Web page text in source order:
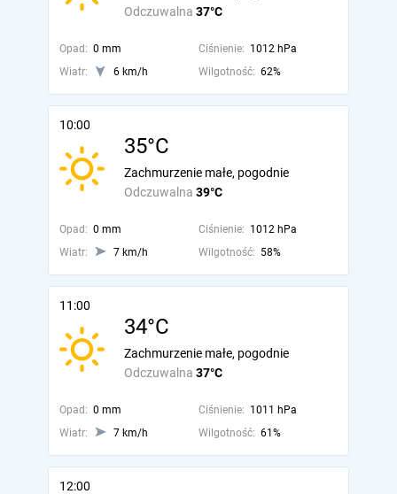
Odczuwalna 37°C
Opad: 0 mm Ciśnienie: 1012 hPa
Wiatr:
6 km/h Wilgotność: 62%
10:00
35°C
Odczuwalna 39°C
Zachmurzenie małe, pogodnie
Opad: 0 mm Ciśnienie: 1012 hPa
Wiatr:
7 km/h Wilgotność: 58%
11:00
34°C
Odczuwalna 37°C
Zachmurzenie małe, pogodnie
Opad: 0 mm Ciśnienie: 1011 hPa
Wiatr:
7 km/h Wilgotność: 61%
12:00